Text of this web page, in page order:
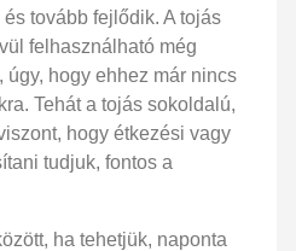
tovább fejlődik. A tojás
felhasználható még
úgy, hogy ehhez már nincs
Tehát a tojás sokoldalú,
hogy étkezési vagy
tudjuk, fontos a
ha tehetjük, naponta